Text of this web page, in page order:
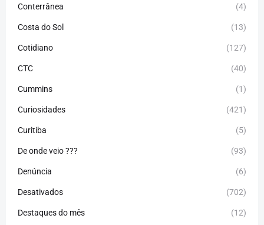
Conterrânea (4)
Costa do Sol (13)
Cotidiano (127)
CTC (40)
Cummins (1)
Curiosidades (421)
Curitiba (5)
De onde veio ??? (93)
Denúncia (6)
Desativados (702)
Destaques do mês (12)